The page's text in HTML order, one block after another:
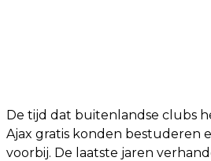
De tijd dat buitenlandse clubs
Ajax gratis konden bestuderen
voorbij. De laatste jaren